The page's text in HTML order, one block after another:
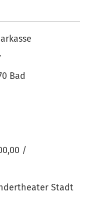
/
Stadt